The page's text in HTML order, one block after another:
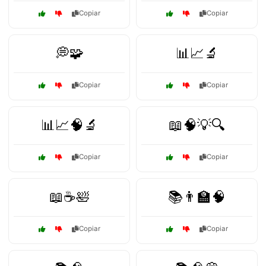
Copiar Copiar
💭🧩
Copiar
📊📈🔬
Copiar
📊📈🧠🔬
Copiar
📖🧠💡🔍
Copiar
📖☕🛀
Copiar
📚👨‍🏫🧠
Copiar